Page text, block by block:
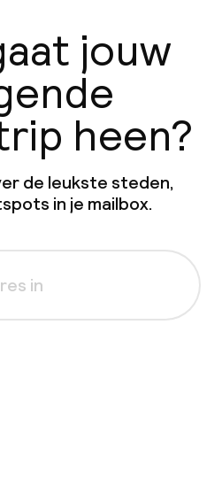
jouw
heen?
de leukste steden,
in je mailbox.